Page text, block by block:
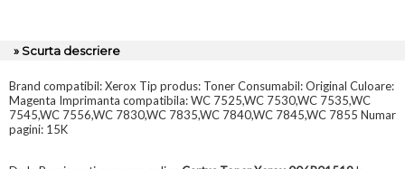
» Scurta descriere
Brand compatibil: Xerox Tip produs: Toner Consumabil: Original Culoare:
Magenta Imprimanta compatibila: WC 7525,WC 7530,WC 7535,WC
7545,WC 7556,WC 7830,WC 7835,WC 7840,WC 7845,WC 7855 Numar
pagini: 15K